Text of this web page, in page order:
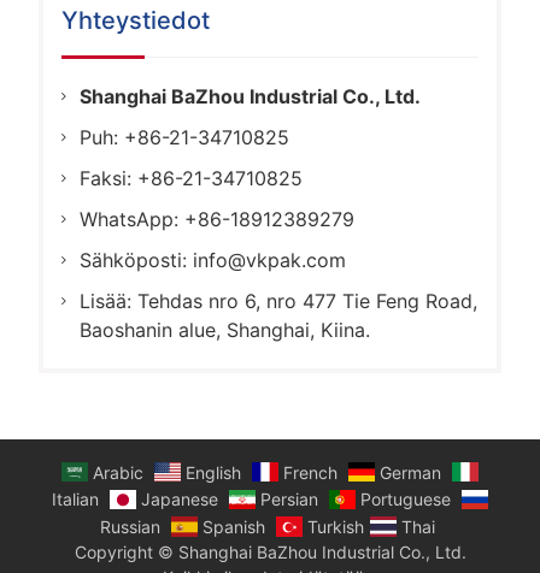
Yhteystiedot
Shanghai BaZhou Industrial Co., Ltd.
Puh: +86-21-34710825
Faksi: +86-21-34710825
WhatsApp: +86-18912389279
Sähköposti: info@vkpak.com
Lisää: Tehdas nro 6, nro 477 Tie Feng Road,
Baoshanin alue, Shanghai, Kiina.
Arabic English French
German
Italian
Japanese Persian
Portuguese
Russian
Spanish Turkish
Thai
Copyright © Shanghai BaZhou Industrial Co., Ltd.